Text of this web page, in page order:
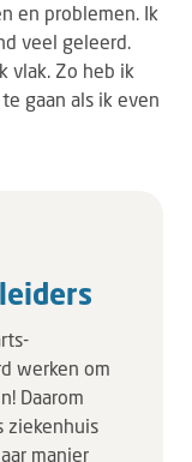
en problemen. Ik
veel geleerd.
vlak. Zo heb ik
gaan als ik even
werken om
Daarom
ziekenhuis
manier